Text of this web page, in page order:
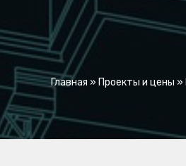
Главная » Проекты и цены »